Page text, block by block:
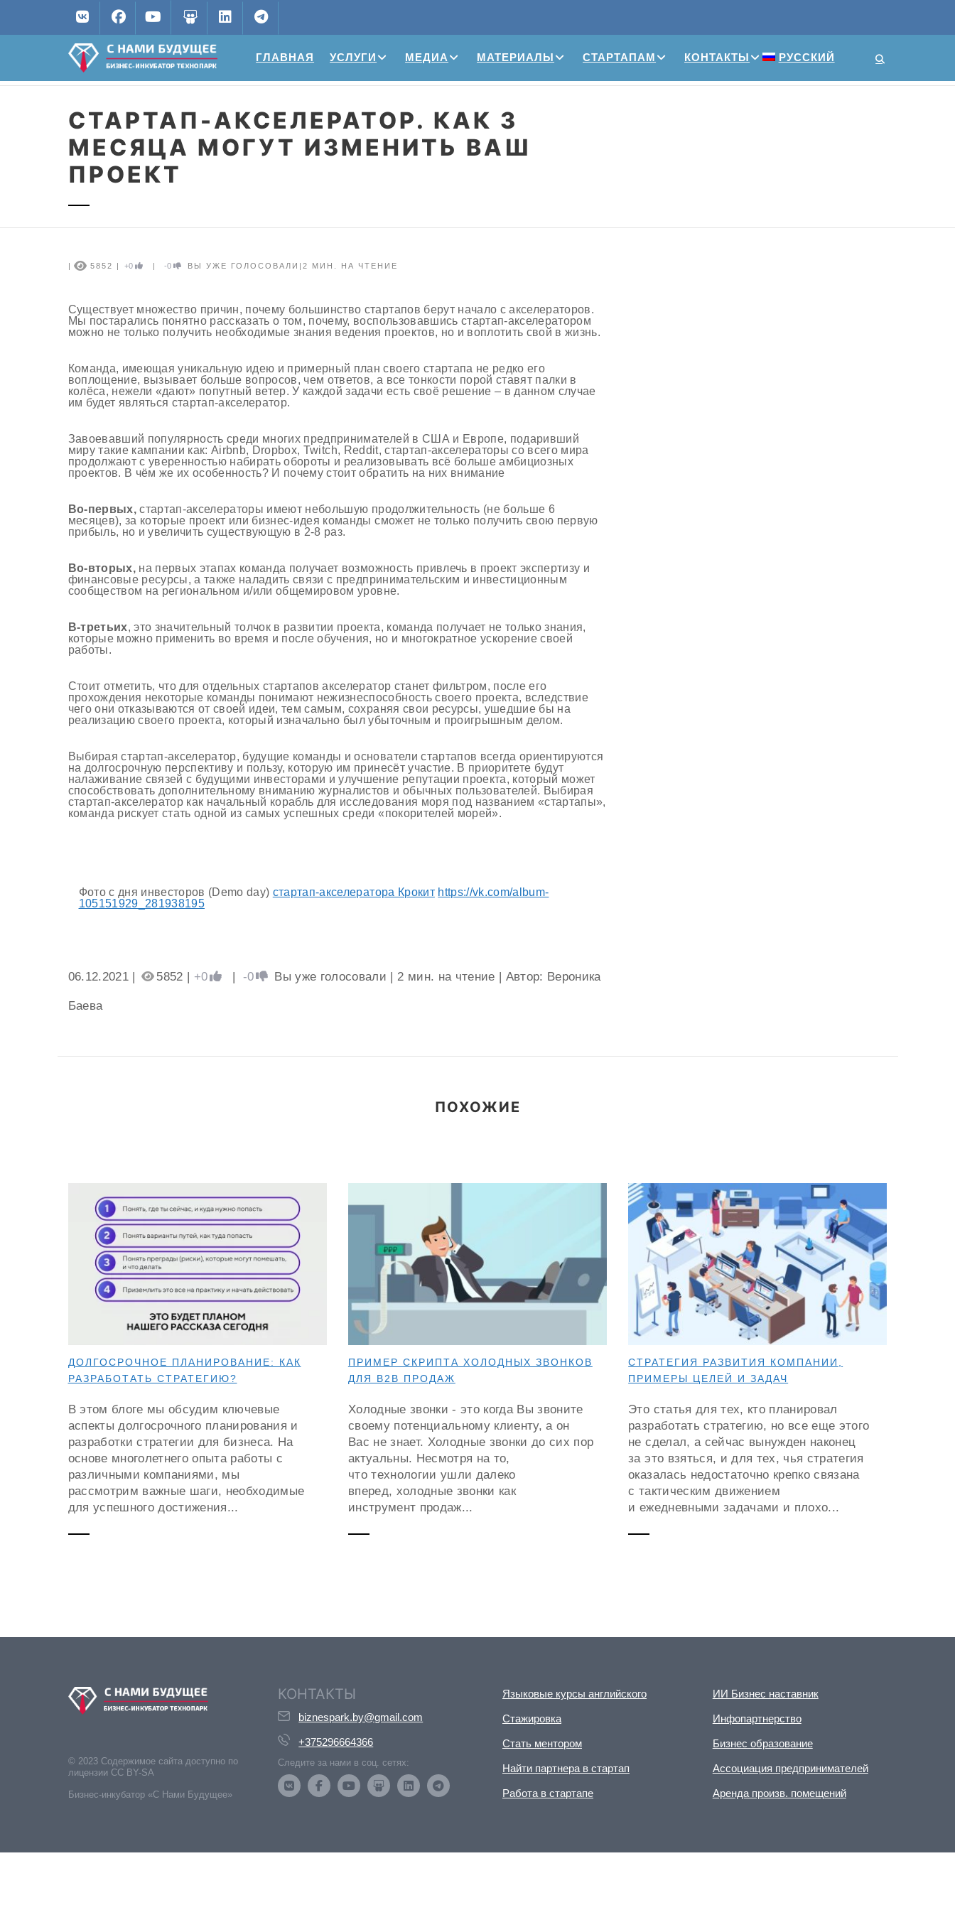
ГЛАВНАЯ УСЛУГИ МЕДИА МАТЕРИАЛЫ СТАРТАПАМ КОНТАКТЫ РУССКИЙ
СТАРТАП-АКСЕЛЕРАТОР. КАК 3
МЕСЯЦА МОГУТ ИЗМЕНИТЬ ВАШ
ПРОЕКТ
| 5852 | +0 | -0 ВЫ УЖЕ ГОЛОСОВАЛИ | 2 МИН. НА ЧТЕНИЕ
Существует множество причин, почему большинство стартапов берут начало с акселераторов.
Мы постарались понятно рассказать о том, почему, воспользовавшись стартап-акселератором
можно не только получить необходимые знания ведения проектов, но и воплотить свой в жизнь.
Команда, имеющая уникальную идею и примерный план своего стартапа не редко его
воплощение, вызывает больше вопросов, чем ответов, а все тонкости порой ставят палки в
колёса, нежели «дают» попутный ветер. У каждой задачи есть своё решение – в данном случае
им будет являться стартап-акселератор.
Завоевавший популярность среди многих предпринимателей в США и Европе, подаривший
миру такие кампании как: Airbnb, Dropbox, Twitch, Reddit, стартап-акселераторы со всего мира
продолжают с уверенностью набирать обороты и реализовывать всё больше амбициозных
проектов. В чём же их особенность? И почему стоит обратить на них внимание
Во-первых,стартап-акселераторы имеют небольшую продолжительность (не больше 6
месяцев), за которые проект или бизнес-идея команды сможет не только получить свою первую
прибыль, но и увеличить существующую в 2-8 раз.
Во-вторых, на первых этапах команда получает возможность привлечь в проект экспертизу и
финансовые ресурсы, а также наладить связи с предпринимательским и инвестиционным
сообществом на региональном и/или общемировом уровне.
В-третьих, это значительный толчок в развитии проекта, команда получает не только знания,
которые можно применить во время и после обучения, но и многократное ускорение своей
работы.
Стоит отметить, что для отдельных стартапов акселератор станет фильтром, после его
прохождения некоторые команды понимают нежизнеспособность своего проекта, вследствие
чего они отказываются от своей идеи, тем самым, сохраняя свои ресурсы, ушедшие бы на
реализацию своего проекта, который изначально был убыточным и проигрышным делом.
Выбирая стартап-акселератор, будущие команды и основатели стартапов всегда ориентируются
на долгосрочную перспективу и пользу, которую им принесёт участие. В приоритете будут
налаживание связей с будущими инвесторами и улучшение репутации проекта, который может
способствовать дополнительному вниманию журналистов и обычных пользователей. Выбирая
стартап-акселератор как начальный корабль для исследования моря под названием «стартапы»,
команда рискует стать одной из самых успешных среди «покорителей морей».
Фото с дня инвесторов (Demo day) стартап-акселератора Крокит https://vk.com/album-
105151929_281938195
06.12.2021 | 5852 | +0 | -0 Вы уже голосовали | 2 мин. на чтение | Автор: Вероника
Баева
ПОХОЖИЕ
ДОЛГОСРОЧНОЕ ПЛАНИРОВАНИЕ: КАК
РАЗРАБОТАТЬ СТРАТЕГИЮ?
В этом блоге мы обсудим ключевые
аспекты долгосрочного планирования и
разработки стратегии для бизнеса. На
основе многолетнего опыта работы с
различными компаниями, мы
рассмотрим важные шаги, необходимые
для успешного достижения...
ПРИМЕР СКРИПТА ХОЛОДНЫХ ЗВОНКОВ
ДЛЯ B2B ПРОДАЖ
Холодные звонки - это когда Вы звоните
своему потенциальному клиенту, а он
Вас не знает. Холодные звонки до сих пор
актуальны. Несмотря на то,
что технологии ушли далеко
вперед, холодные звонки как
инструмент продаж...
СТРАТЕГИЯ РАЗВИТИЯ КОМПАНИИ,
ПРИМЕРЫ ЦЕЛЕЙ И ЗАДАЧ
Это статья для тех, кто планировал
разработать стратегию, но все еще этого
не сделал, а сейчас вынужден наконец
за это взяться, и для тех, чья стратегия
оказалась недостаточно крепко связана
с тактическим движением
и ежедневными задачами и плохо...
© 2023 Содержимое сайта доступно по
лицензии CC BY-SA
Бизнес-инкубатор «С Нами Будущее»
КОНТАКТЫ
biznespark.by@gmail.com
+375296664366
Следите за нами в соц. сетях:
Языковые курсы английского
Стажировка
Стать ментором
Найти партнера в стартап
Работа в стартапе
ИИ Бизнес наставник
Инфопартнерство
Бизнес образование
Ассоциация предпринимателей
Аренда произв. помещений